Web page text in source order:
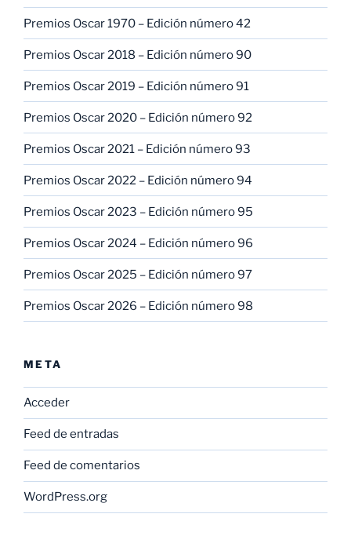
Premios Oscar 1970 – Edición número 42
Premios Oscar 2018 – Edición número 90
Premios Oscar 2019 – Edición número 91
Premios Oscar 2020 – Edición número 92
Premios Oscar 2021 – Edición número 93
Premios Oscar 2022 – Edición número 94
Premios Oscar 2023 – Edición número 95
Premios Oscar 2024 – Edición número 96
Premios Oscar 2025 – Edición número 97
Premios Oscar 2026 – Edición número 98
META
Acceder
Feed de entradas
Feed de comentarios
WordPress.org